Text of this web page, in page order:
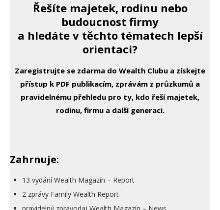
Řešíte majetek, rodinu nebo
budoucnost firmy
a hledáte v těchto tématech lepší
orientaci?
Zaregistrujte se zdarma do Wealth Clubu a získejte
přístup k PDF publikacím, zprávám z průzkumů a
pravidelnému přehledu pro ty, kdo řeší majetek,
rodinu, firmu a další generaci.
Zahrnuje:
13 vydání Wealth Magazín – Report
2 zprávy Family Wealth Report